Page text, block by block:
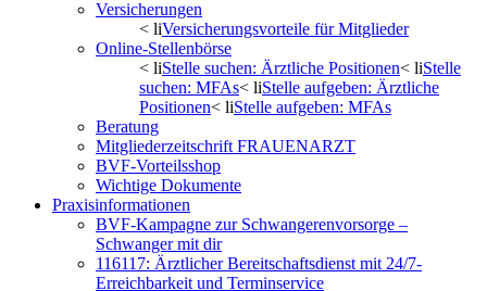
Versicherungen
< liVersicherungsvorteile für Mitglieder
Online-Stellenbörse
< liStelle suchen: Ärztliche Positionen< liStelle
suchen: MFAs< liStelle aufgeben: Ärztliche
Positionen< liStelle aufgeben: MFAs
Beratung
Mitgliederzeitschrift FRAUENARZT
BVF-Vorteilsshop
Wichtige Dokumente
Praxisinformationen
BVF-Kampagne zur Schwangerenvorsorge –
Schwanger mit dir
116117: Ärztlicher Bereitschaftsdienst mit 24/7-
Erreichbarkeit und Terminservice